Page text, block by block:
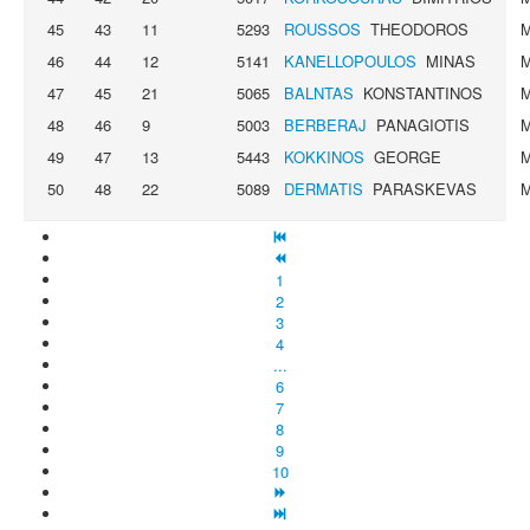
45
43 11 5293 ROUSSOS THEODOROS
46
44 12 5141 KANELLOPOULOS MINAS
47
45 21 5065 BALNTAS KONSTANTINOS
48
46 9 5003 BERBERAJ PANAGIOTIS
49
47 13 5443 KOKKINOS GEORGE
50
48 22 5089 DERMATIS PARASKEVAS
1
2
3
4
...
6
7
8
9
10